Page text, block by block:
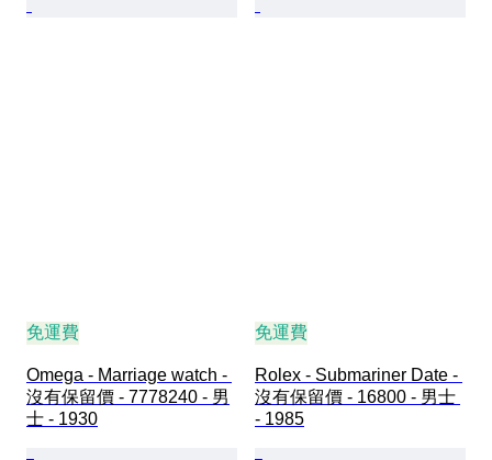
免運費
Omega - Marriage watch -
沒有保留價 - 7778240 - 男
士 - 1930
免運費
Rolex - Submariner Date -
沒有保留價 - 16800 - 男士
- 1985